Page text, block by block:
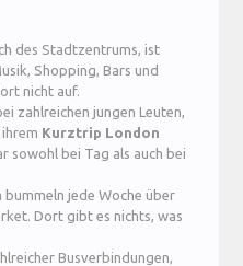
des Stadtzentrums, ist
Shopping, Bars und
nicht auf.
zahlreichen jungen Leuten,
Kurztrip London
sowohl bei Tag als auch bei
bummeln jede Woche über
Dort gibt es nichts, was
Busverbindungen,